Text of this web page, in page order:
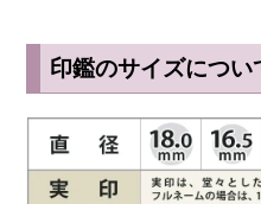
やはりチタンは大切な印鑑に向い
◆ チタンはお手入れも簡単
朱肉汚れはもちろん炎の煤や泥
も、指や歯ブラシで水洗いすれ
印鑑のサイズについ